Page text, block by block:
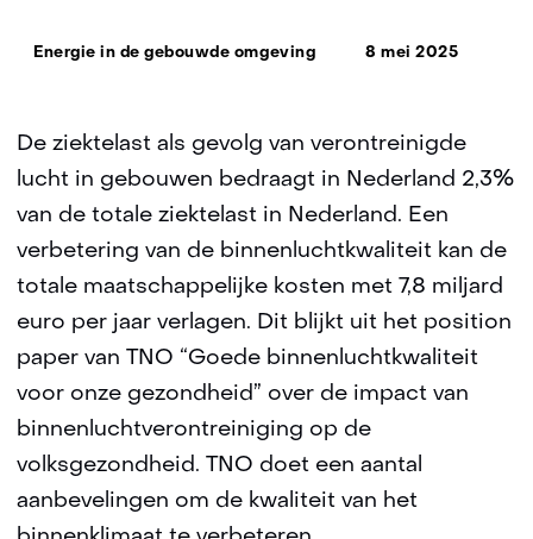
Thema:
Energie in de gebouwde omgeving 8 mei 2025
De ziektelast als gevolg van verontreinigde
lucht in gebouwen bedraagt in Nederland 2,3%
van de totale ziektelast in Nederland. Een
verbetering van de binnenluchtkwaliteit kan de
totale maatschappelijke kosten met 7,8 miljard
euro per jaar verlagen. Dit blijkt uit het position
paper van TNO “Goede binnenluchtkwaliteit
voor onze gezondheid” over de impact van
binnenluchtverontreiniging op de
volksgezondheid. TNO doet een aantal
aanbevelingen om de kwaliteit van het